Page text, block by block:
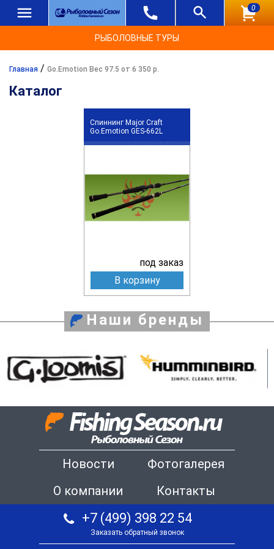
0
РЫБОЛОВНЫЕ ТУРЫ
Главная / Go.Emotion Вес 97.5 от 6 350 р.
Каталог
Спиннинг Major Craft
Go.Emotion GES-662L
под заказ
В корзину
Наши бренды
Новости
Фотогалерея
О компании
Контакты
+7 (499) 398 22 54
Заказать обратный звонок